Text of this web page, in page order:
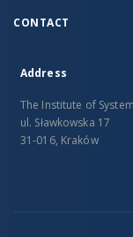
CONTACT
Address
The Institute of
ul. Sławkowska 17
31-016, Kraków